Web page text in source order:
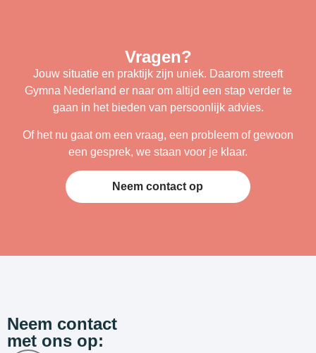
Vragen?
Jouw situatie en praktijk zijn uniek. Daarom streeft
Gymna Nederland er naar om altijd een stap verder te
gaan in het bieden van persoonlijk advies.
Of het nu gaat om een vraag, een probleem of gewoon
een gesprek, we staan voor je klaar.
Neem contact op
Neem contact
met ons op: